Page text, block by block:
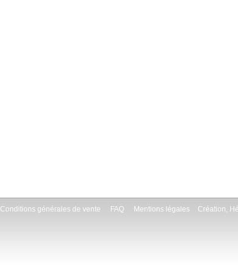
Conditions générales de vente FAQ Mentions légales Création,